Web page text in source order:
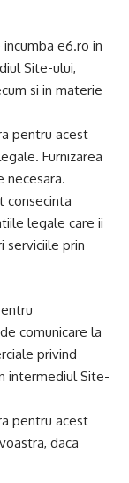
e6.ro in
Site-ului,
si in materie
pentru acest
Furnizarea
necesara.
consecinta
legale care ii
serviciile prin
comunicare la
privind
intermediul Site-
pentru acest
daca